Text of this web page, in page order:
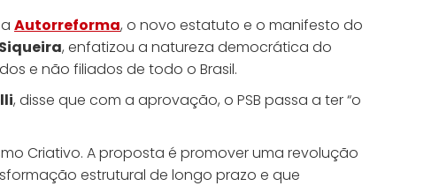
Autorreforma, o novo estatuto e o manifesto do
, enfatizou a natureza democrática do
e não filiados de todo o Brasil.
, disse que com a aprovação, o PSB passa a ter “o
Criativo. A proposta é promover uma revolução
estrutural de longo prazo e que